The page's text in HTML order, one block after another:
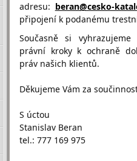
Umístění ZŠ A MŠ Dolní
adresu: beran@cesko-
připojení k podanému
Současně si
právní kroky k ochraně
práv našich klientů.
Děkujeme Vám za
S úctou
Stanislav Beran
tel.: 777 169 975